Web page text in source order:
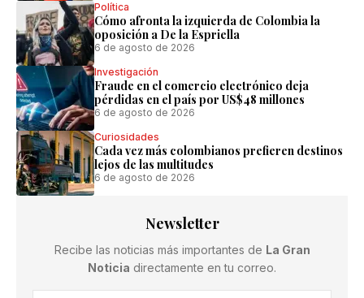
Política
Cómo afronta la izquierda de Colombia la
oposición a De la Espriella
6 de agosto de 2026
Investigación
Fraude en el comercio electrónico deja
pérdidas en el país por US$48 millones
6 de agosto de 2026
Curiosidades
Cada vez más colombianos prefieren destinos
lejos de las multitudes
6 de agosto de 2026
Newsletter
Recibe las noticias más importantes de La Gran
Noticia directamente en tu correo.